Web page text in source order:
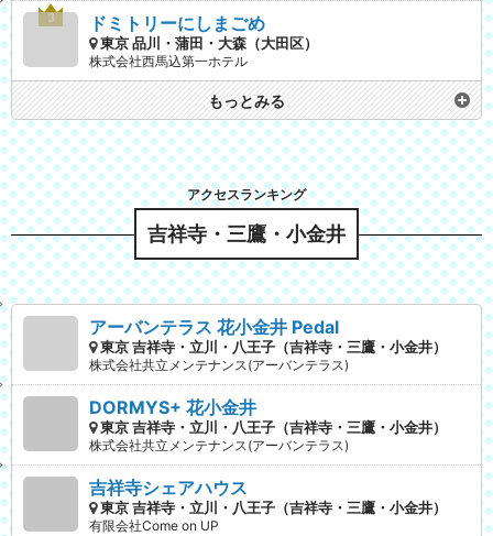
ドミトリーにしまごめ
東京 品川・蒲田・大森（大田区）
株式会社西馬込第一ホテル
もっとみる
吉祥寺・三鷹・小金井
アーバンテラス 花小金井 Pedal
東京 吉祥寺・立川・八王子（吉祥寺・三鷹・小金井）
株式会社共立メンテナンス(アーバンテラス)
DORMYS+ 花小金井
東京 吉祥寺・立川・八王子（吉祥寺・三鷹・小金井）
株式会社共立メンテナンス(アーバンテラス)
吉祥寺シェアハウス
東京 吉祥寺・立川・八王子（吉祥寺・三鷹・小金井）
有限会社Come on UP